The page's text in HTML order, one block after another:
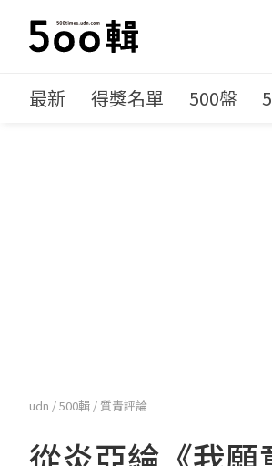
最新 得獎名單 500盤
udn /500輯 / 質青評論